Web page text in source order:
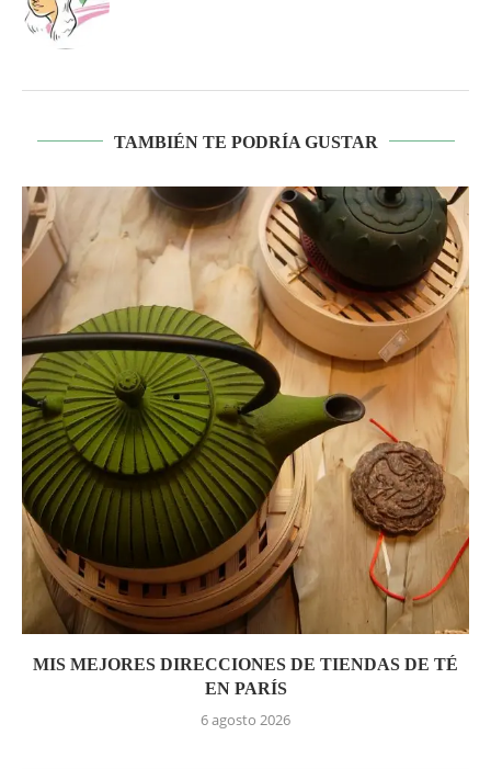
TAMBIÉN TE PODRÍA GUSTAR
MIS MEJORES DIRECCIONES DE TIENDAS DE TÉ
EN PARÍS
6 agosto 2026